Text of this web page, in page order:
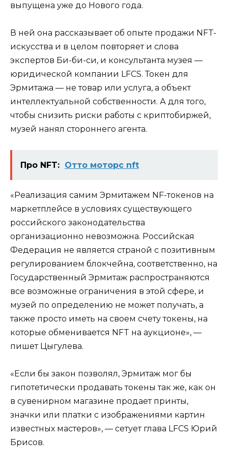
выпущена уже до Нового года.
В ней она рассказывает об опыте продажи NFT-
искусства и в целом повторяет и слова
экспертов Би-би-си, и консультанта музея —
юридической компании LFCS. Токен для
Эрмитажа — не товар или услуга, а объект
интеллектуальной собственности. А для того,
чтобы снизить риски работы с криптобиржей,
музей нанял стороннего агента.
Про NFT: Отто моторс nft
«Реализация самим Эрмитажем NF-токенов на
маркетплейсе в условиях существующего
российского законодательства
организационно невозможна. Российская
Федерация не является страной с позитивным
регулированием блокчейна, соответственно, на
Государственный Эрмитаж распространяются
все возможные ограничения в этой сфере, и
музей по определению не может получать, а
также просто иметь на своем счету токены, на
которые обменивается NFT на аукционе», —
пишет Цыгулева.
«Если бы закон позволял, Эрмитаж мог бы
гипотетически продавать токены так же, как он
в сувенирном магазине продает принты,
значки или платки с изображениями картин
известных мастеров», — сетует глава LFCS Юрий
Брисов.